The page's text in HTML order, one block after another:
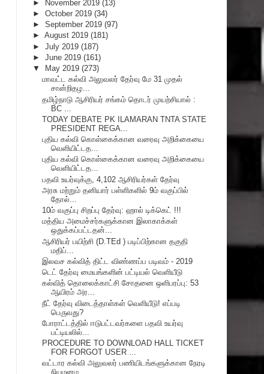
► November 2019 (13)
► October 2019 (34)
► September 2019 (97)
► August 2019 (181)
► July 2019 (187)
► June 2019 (161)
▼
May 2019 (273)
மாவட்ட கல்வி அலுவலர் தேர்வு மே 31 முதல்
சான்றிதழ...
தமிழ்நாடு ஆசிரியர் சங்கம் தொடர் முயற்சியால் :
BC ...
TODAY DEBATE PK ILAMARAN TNTA STATE
PRESIDENT REGA...
புதிய கல்வி கொள்கைக்கான வரைவு அறிக்கையை
வெளியிட்டத...
புதிய கல்வி கொள்கைக்கான வரைவு அறிக்கையை
வெளியிட்டத...
பதவி உயர்வுக்கு, 4,102 ஆசிரியர்கள் தேர்வு
அரசு மற்றும் தனியார் பள்ளிகளில் 9ம் வகுப்பில்
தோல்...
10ம் வகுப்பு சிறப்பு தேர்வு: ஹால் டிக்கெட் !!!
மத்திய அமைச்சர்களுக்கான இலாகாக்கள்
ஒதுக்கப்பட்டதன்...
ஆசிரியர் பயிற்சி (D.TEd ) படிப்பிற்கான தகுதி
மதிப்...
இலவச கல்வித் திட்ட விண்ணப்ப படிவம் - 2019
டெட் தேர்வு மையங்களின் பட்டியல் வெளியீடு
கல்வித் தொலைக்காட்சி சோதனை ஒளிபரப்பு: 53
ஆயிரம் அர...
நீட் தேர்வு விடைத்தாள்கள் வெளியீடு! எப்படி
பெருவது?
போராட்டத்தில் ஈடுபட்டவர்களை பதவி உயர்வு
பட்டியலில்...
PROCEDURE TO DOWNLOAD HALL TICKET
FOR FORGOT USER ...
வட்டார கல்வி அலுவலர் பணியிடங்களுக்கான நேரடி
நியமனம...